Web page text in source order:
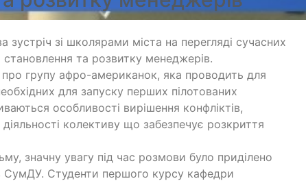
зустріч зі школярами міста на перегляді сучасних
та розвитку менеджерів.
про групу афро-американок, яка проводить для
для запуску перших пілотованих
особливості вирішення конфліктів,
колективу що забезпечує розкриття
значну увагу під час розмови було приділено
СумДУ. Студенти першого курсу кафедри